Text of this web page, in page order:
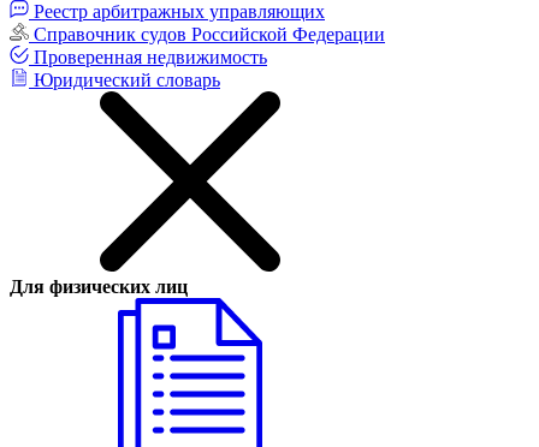
Реестр арбитражных управляющих
Справочник судов Российской Федерации
Проверенная недвижимость
Юридический словарь
Для физических лиц